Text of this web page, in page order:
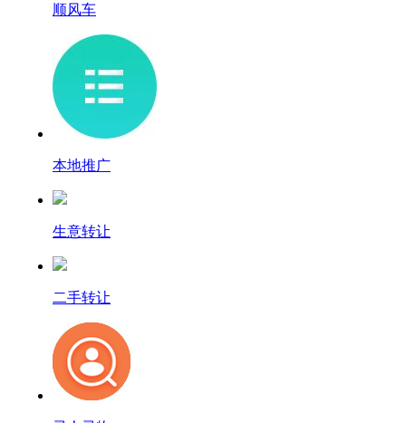
顺风车
本地推广
生意转让
二手转让